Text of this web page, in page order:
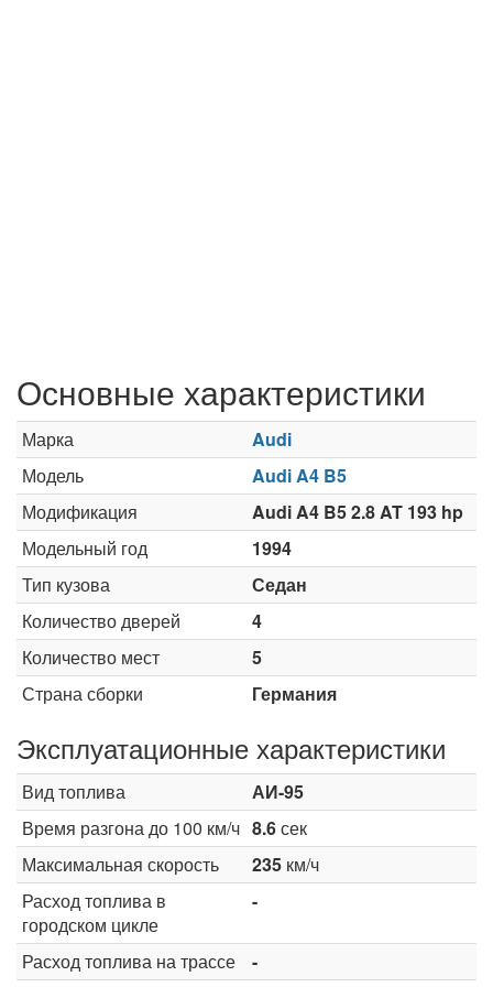
Основные характеристики
Марка
Audi
Модель
Audi A4 B5
Модификация
Audi A4 B5 2.8 AT 193 hp
Модельный год
1994
Тип кузова
Седан
Количество дверей
4
Количество мест
5
Страна сборки
Германия
Эксплуатационные характеристики
Вид топлива
АИ-95
Время разгона до 100 км/ч 8.6сек
Максимальная скорость
235 км/ч
Расход топлива в
городском цикле
-
Расход топлива на трассе
-